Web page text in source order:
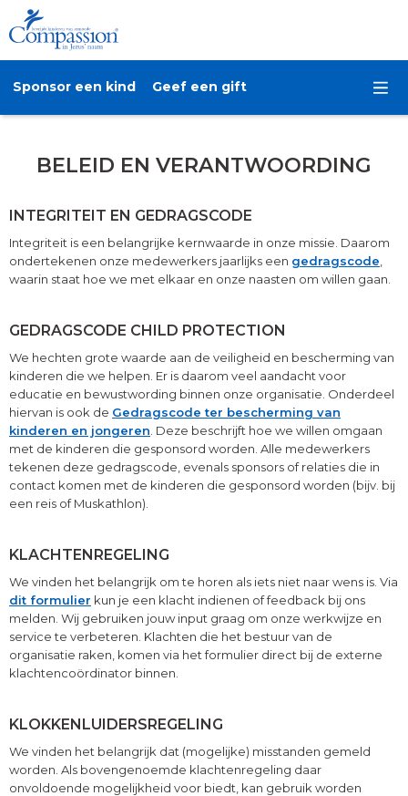
Sponsor een kind Geef een gift
BELEID EN VERANTWOORDING
INTEGRITEIT EN GEDRAGSCODE
Integriteit is een belangrijke kernwaarde in onze missie. Daarom
ondertekenen onze medewerkers jaarlijks een gedragscode
waarin staat hoe we met elkaar en onze naasten om willen gaan.
GEDRAGSCODE CHILD PROTECTION
We hechten grote waarde aan de veiligheid en bescherming van
kinderen die we helpen. Er is daarom veel aandacht voor
educatie en bewustwording binnen onze organisatie. Onderdeel
hiervan is ook de Gedragscode ter bescherming van
kinderen en jongeren . Deze beschrijft hoe we willen omgaan
met de kinderen die gesponsord worden. Alle medewerkers
tekenen deze gedragscode, evenals sponsors of relaties die in
contact komen met de kinderen die gesponsord worden (bijv. bij
een reis of Muskathlon).
KLACHTENREGELING
We vinden het belangrijk om te horen als iets niet naar wens is. Via
dit formulier kun je een klacht indienen of feedback bij ons
melden. Wij gebruiken jouw input graag om onze werkwijze en
service te verbeteren. Klachten die het bestuur van de
organisatie raken, komen via het formulier direct bij de externe
klachtencoördinator binnen.
KLOKKENLUIDERSREGELING
We vinden het belangrijk dat (mogelijke) misstanden gemeld
worden. Als bovengenoemde klachtenregeling daar
onvoldoende mogelijkheid voor biedt, kan gebruik worden